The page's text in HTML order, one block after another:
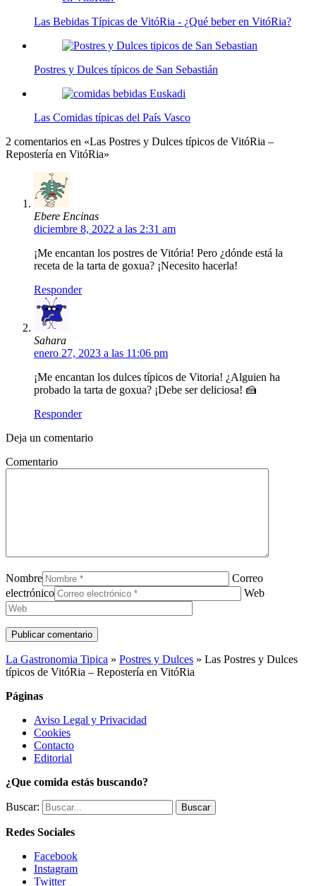
Las Bebidas Típicas de VitóRia - ¿Qué beber en VitóRia?
Postres y Dulces típicos de San Sebastián
Las Comidas típicas del País Vasco
2 comentarios en «Las Postres y Dulces típicos de VitóRia –
Repostería en VitóRia»
Ebere Encinas
diciembre 8, 2022 a las 2:31 am
¡Me encantan los postres de Vitória! Pero ¿dónde está la
receta de la tarta de goxua? ¡Necesito hacerla!
Responder
Sahara
enero 27, 2023 a las 11:06 pm
¡Me encantan los dulces típicos de Vitoria! ¿Alguien ha
probado la tarta de goxua? ¡Debe ser deliciosa! 🍰
Responder
Deja un comentario
Comentario
Nombre
Correo
electrónico
Web
La Gastronomia Tipica » Postres y Dulces » Las Postres y Dulces
típicos de VitóRia – Repostería en VitóRia
Páginas
Aviso Legal y Privacidad
Cookies
Contacto
Editorial
¿Que comida estás buscando?
Buscar:
Redes Sociales
Facebook
Instagram
Twitter